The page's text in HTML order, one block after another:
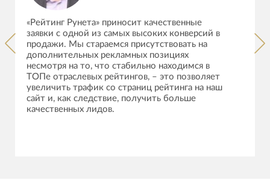
«Рейтинг Рунета» приносит качественные
заявки с одной из самых высоких конверсий в
продажи. Мы стараемся присутствовать на
дополнительных рекламных позициях
несмотря на то, что стабильно находимся в
ТОПе отраслевых рейтингов, – это позволяет
увеличить трафик со страниц рейтинга на наш
сайт и, как следствие, получить больше
качественных лидов.